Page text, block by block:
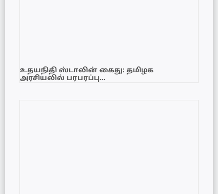
உதயநிதி ஸ்டாலின் கைது: தமிழக
அரசியலில் பரபரப்பு…